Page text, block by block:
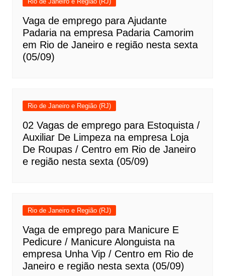
Vaga de emprego para Ajudante
Padaria na empresa Padaria Camorim
em Rio de Janeiro e região nesta sexta
(05/09)
Rio de Janeiro e Região (RJ)
02 Vagas de emprego para Estoquista /
Auxiliar De Limpeza na empresa Loja
De Roupas / Centro em Rio de Janeiro
e região nesta sexta (05/09)
Rio de Janeiro e Região (RJ)
Vaga de emprego para Manicure E
Pedicure / Manicure Alonguista na
empresa Unha Vip / Centro em Rio de
Janeiro e região nesta sexta (05/09)